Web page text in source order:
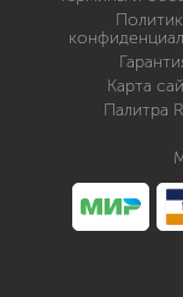
Карта
Палитра